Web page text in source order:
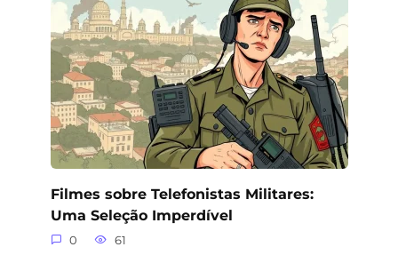
Filmes sobre Telefonistas Militares:
Uma Seleção Imperdível
0 61